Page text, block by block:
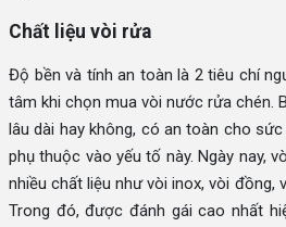
Chất liệu vòi rửa
Độ bền và tính an toàn là 2 tiêu chí
tâm khi chọn mua vòi nước rửa chén.
lâu dài hay không, có an toàn cho
phụ thuộc vào yếu tố này. Ngày nay,
nhiều chất liệu như vòi inox, vòi đồng,
Trong đó, được đánh gái cao nhất